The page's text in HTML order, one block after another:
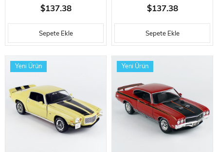
ÖLÇEK,1969 CHEVROLET
CHEVELLE COPO (MCACN),
SERGILEMEYE HAZIR METAL
ARABA MODELI
$137.38
Sepete Ekle
ÖLÇEK, 1963 CHEVROLET
CORVETTE SPLIT WINDOW
COUPE (MCACN), ERMINE
WHITE, SERGILEMEYE HAZIR
$137.38
Sepete Ekle
Yeni Ürün Yeni Ürün